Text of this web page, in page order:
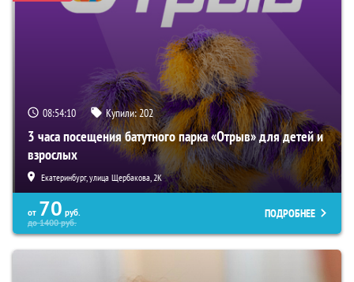
08:54:09 Купили:202
3 часа посещения батутного парка «Отрыв» для детей и
взрослых
Екатеринбург, улица Щербакова, 2К
от 70 руб.
до1400руб.
ПОДРОБНЕЕ